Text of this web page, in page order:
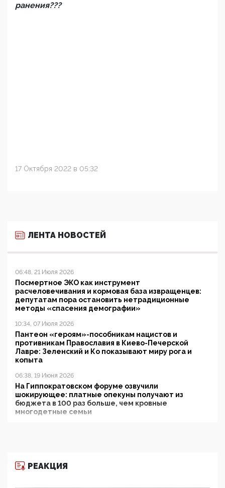
ранения???
17 Октября 2022 в 05:32
ЛЕНТА НОВОСТЕЙ
06:48, 21 Июля 2026
Посмертное ЭКО как инструмент
расчеловечивания и кормовая база извращенцев:
депутатам пора остановить нетрадиционные
методы «спасения демографии»
10:34, 07 Июля 2026
Пантеон «героям»-пособникам нацистов и
противникам Православия в Киево-Печерской
Лавре: Зеленский и Ко показывают миру рога и
копыта
06:38, 19 Июня 2026
На Гиппократовском форуме озвучили
шокирующее: платные опекуны получают из
бюджета в 100 раз больше, чем кровные
многодетные семьи
11:53, 09 Июня 2026
РЕАКЦИЯ